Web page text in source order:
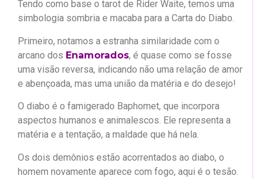
Tendo como base o tarot de Rider Waite, temos uma
simbologia sombria e macaba para a Carta do Diabo.
Primeiro, notamos a estranha similaridade com o
arcano dos Enamorados, é quase como se fosse
uma visão reversa, indicando não uma relação de amor
e abençoada, mas uma união da matéria e do desejo!
O diabo é o famigerado Baphomet, que incorpora
aspectos humanos e animalescos. Ele representa a
matéria e a tentação, a maldade que há nela.
Os dois demônios estão acorrentados ao diabo, o
homem novamente aparece com fogo, aqui é o tesão.